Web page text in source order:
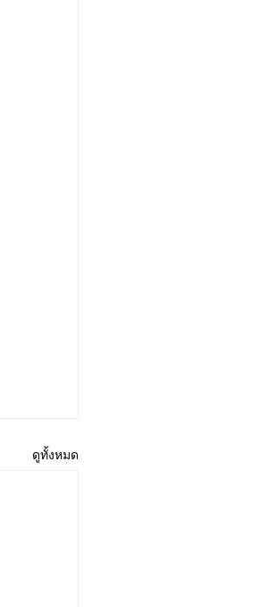
ดูทั้งหมด